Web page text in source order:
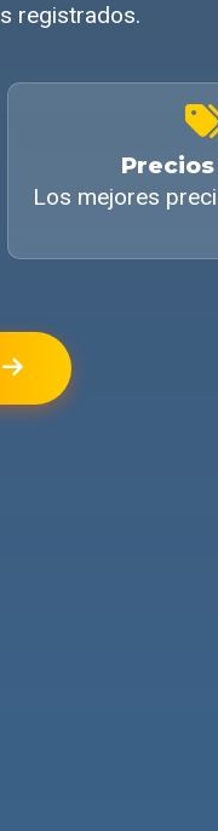
registrados.
Los mejores